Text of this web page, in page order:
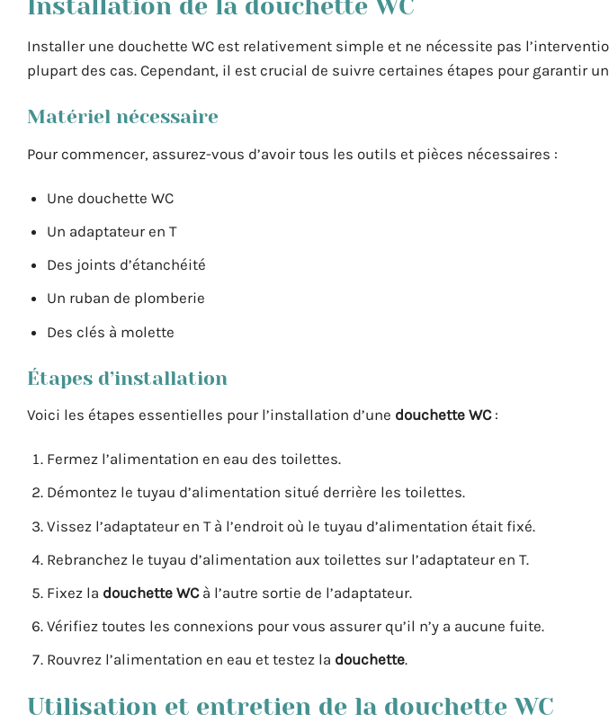
Installation de la douchette WC
Installer une douchette WC est relativement simple et ne nécessite pas
plupart des cas. Cependant, il est crucial de suivre certaines étapes pour garantir
Matériel nécessaire
Pour commencer, assurez-vous d’avoir tous les outils et pièces nécessaires :
Une douchette WC
Un adaptateur en T
Des joints d’étanchéité
Un ruban de plomberie
Des clés à molette
Étapes d’installation
Voici les étapes essentielles pour l’installation d’une douchette WC:
Fermez l’alimentation en eau des toilettes.
Démontez le tuyau d’alimentation situé derrière les toilettes.
Vissez l’adaptateur en T à l’endroit où le tuyau d’alimentation était fixé.
Rebranchez le tuyau d’alimentation aux toilettes sur l’adaptateur en T.
Fixez la douchette WCà l’autre sortie de l’adaptateur.
Vérifiez toutes les connexions pour vous assurer qu’il n’y a aucune fuite.
Rouvrez l’alimentation en eau et testez la douchette.
Utilisation et entretien de la douchette WC